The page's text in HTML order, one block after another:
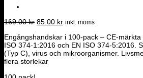
169.00kr Det
priset
var:
169.00 kr.
85.00 krDet
priset
är:
85.00 kr.
inkl. moms
Engångshandskar i 100-pack – CE-
ISO 374-1:2016 och EN ISO 374-5:2016.
(Typ C), virus och mikroorganismer.
flera storlekar